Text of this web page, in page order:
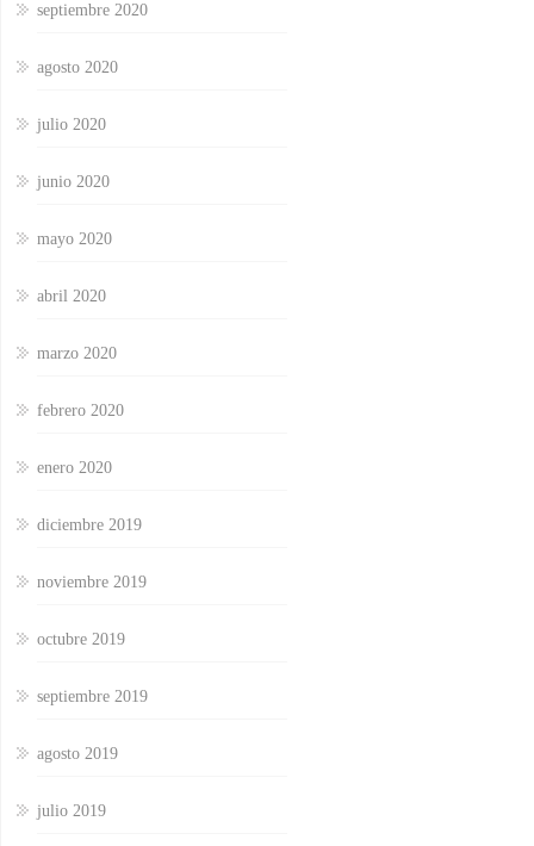
septiembre 2020
agosto 2020
julio 2020
junio 2020
mayo 2020
abril 2020
marzo 2020
febrero 2020
enero 2020
diciembre 2019
noviembre 2019
octubre 2019
septiembre 2019
agosto 2019
julio 2019